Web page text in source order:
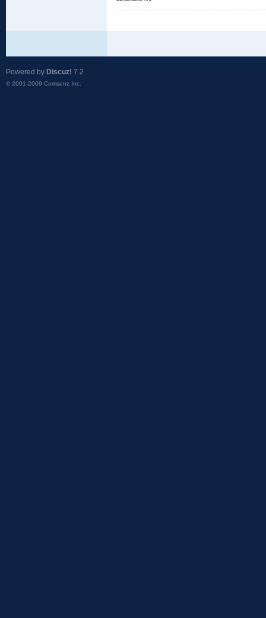
Powered by Discuz! 7.2
© 2001-2009 Comsenz Inc.